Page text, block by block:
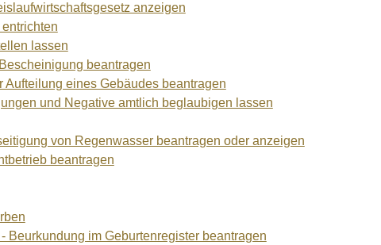
anzeigen
lassen
beantragen
eines Gebäudes beantragen
und Negative amtlich beglaubigen lassen
von Regenwasser beantragen oder anzeigen
beantragen
im Geburtenregister beantragen